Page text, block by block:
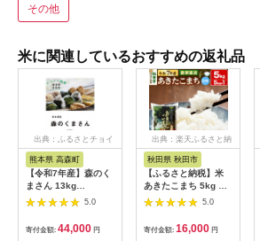
その他
米に関連しているおすすめの返礼品
出典：ふるさとチョイ
熊本県 高森町
【令和7年産】森のく
まさん 13kg
(6.5kg×2袋) 【2025
年10月上旬より順次
発送開始】 ブレンド
米 お米 白米 米 おす
5.0
寄付金額: 44,000 円
出典：楽天ふるさと納
秋田県 秋田市
【ふるさと納税】米
あきたこまち 5kg 令
和7年産 白米 田口商
店 農家直送 秋田県産
[米 あきたこまち 白米
秋田県産]
5.0
寄付金額: 16,000 円